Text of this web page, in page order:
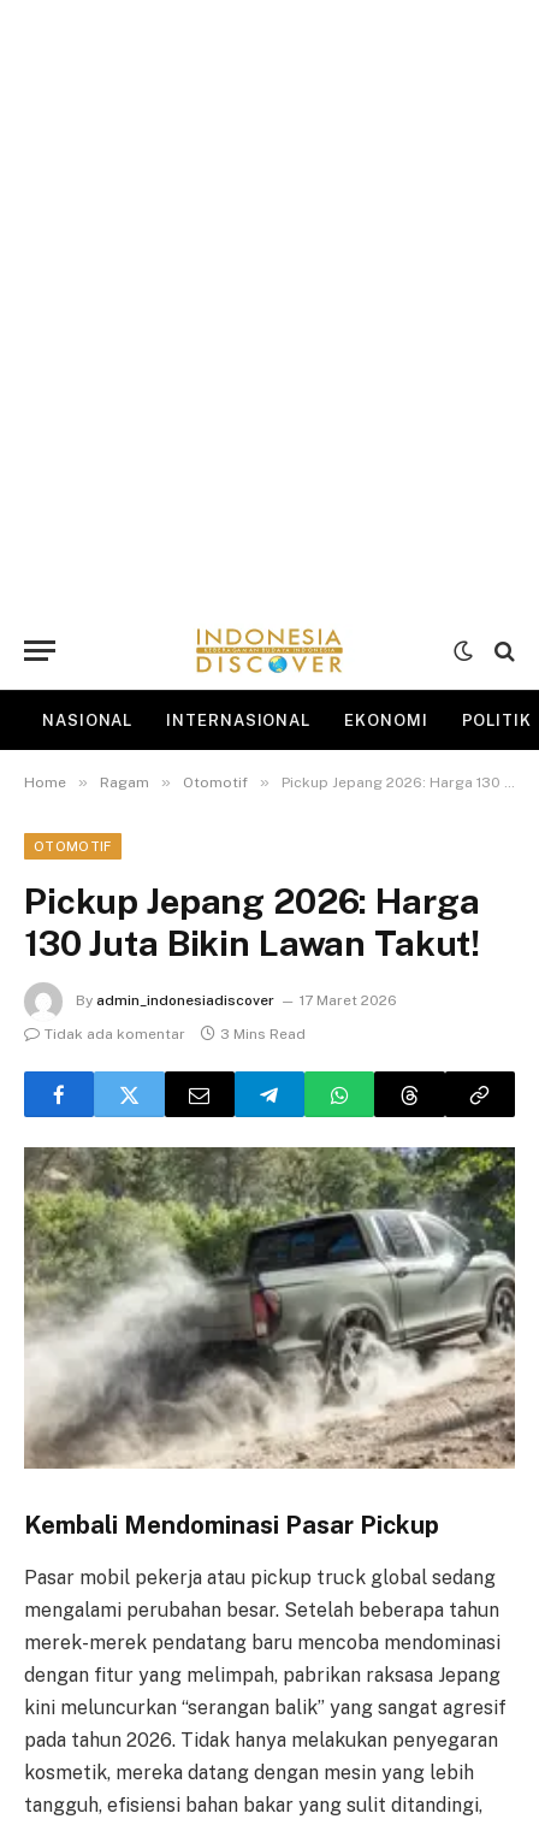
NASIONAL INTERNASIONAL EKONOMI POLITIK
Home » Ragam » Otomotif » Pickup Jepang 2026: Harga 130 Juta Bikin Lawan Takut!
OTOMOTIF
Pickup Jepang 2026: Harga
130 Juta Bikin Lawan Takut!
By admin_indonesiadiscover
17 Maret 2026
Tidak ada komentar
3 Mins Read
Kembali Mendominasi Pasar Pickup
Pasar mobil pekerja atau pickup truck global sedang
mengalami perubahan besar. Setelah beberapa tahun
merek-merek pendatang baru mencoba mendominasi
dengan fitur yang melimpah, pabrikan raksasa Jepang
kini meluncurkan “serangan balik” yang sangat agresif
pada tahun 2026. Tidak hanya melakukan penyegaran
kosmetik, mereka datang dengan mesin yang lebih
tangguh, efisiensi bahan bakar yang sulit ditandingi,